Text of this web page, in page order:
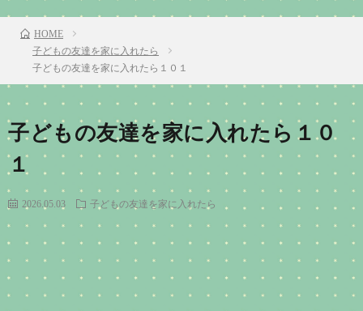
HOME
子どもの友達を家に入れたら
子どもの友達を家に入れたら１０１
子どもの友達を家に入れたら１０
１
2026.05.03 子どもの友達を家に入れたら